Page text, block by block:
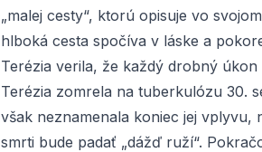
„malej cesty“, ktorú opisuje vo
hlboká cesta spočíva v láske a
Terézia verila, že každý drobný
Terézia zomrela na tuberkulózu 30.
však neznamenala koniec jej vplyvu,
smrti bude padať „dážď ruží“.